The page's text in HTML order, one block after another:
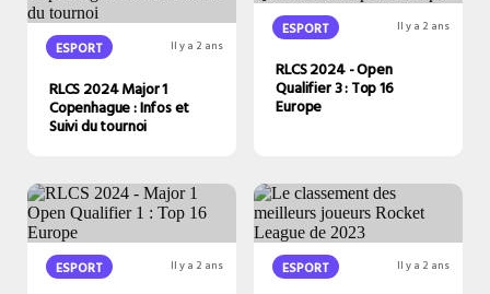
ESPORT Il y a 2 ans
RLCS 2024 Major 1
Copenhague : Infos et
Suivi du tournoi
ESPORT Il y a 2 ans
RLCS 2024 - Open
Qualifier 3 : Top 16
Europe
ESPORT Il y a 2 ans ESPORT Il y a 2 ans